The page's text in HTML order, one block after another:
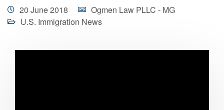
20 June 2018
Ogmen Law PLLC - MG
U.S. Immigration News